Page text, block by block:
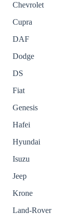
Chevrolet
Cupra
DAF
Dodge
DS
Fiat
Genesis
Hafei
Hyundai
Isuzu
Jeep
Krone
Land-Rover